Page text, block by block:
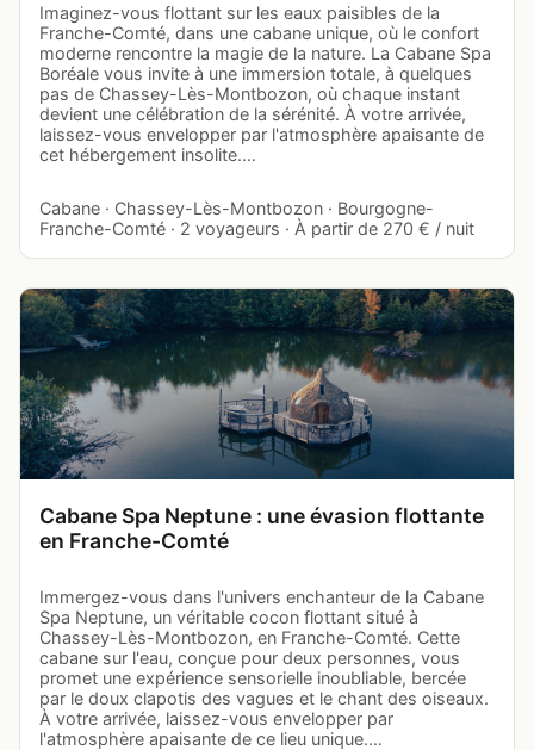
Imaginez-vous flottant sur les eaux paisibles de la
Franche-Comté, dans une cabane unique, où le confort
moderne rencontre la magie de la nature. La Cabane Spa
Boréale vous invite à une immersion totale, à quelques
pas de Chassey-Lès-Montbozon, où chaque instant
devient une célébration de la sérénité. À votre arrivée,
laissez-vous envelopper par l'atmosphère apaisante de
cet hébergement insolite.…
Cabane · Chassey-Lès-Montbozon · Bourgogne-
Franche-Comté · 2 voyageurs · À partir de 270 € / nuit
Cabane Spa Neptune : une évasion flottante
en Franche-Comté
Immergez-vous dans l'univers enchanteur de la Cabane
Spa Neptune, un véritable cocon flottant situé à
Chassey-Lès-Montbozon, en Franche-Comté. Cette
cabane sur l'eau, conçue pour deux personnes, vous
promet une expérience sensorielle inoubliable, bercée
par le doux clapotis des vagues et le chant des oiseaux.
À votre arrivée, laissez-vous envelopper par
l'atmosphère apaisante de ce lieu unique.…